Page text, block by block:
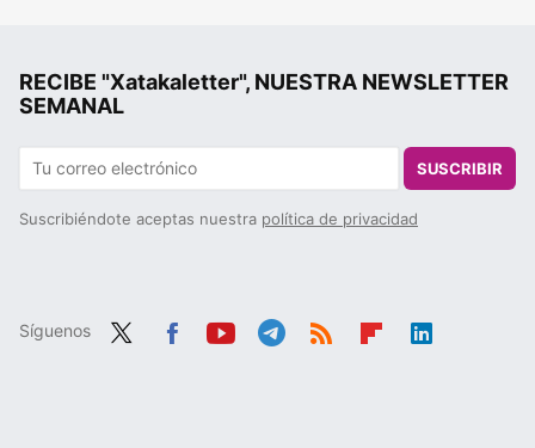
RECIBE "Xatakaletter", NUESTRA NEWSLETTER
SEMANAL
SUSCRIBIR
Suscribiéndote aceptas nuestra política de privacidad
Síguenos